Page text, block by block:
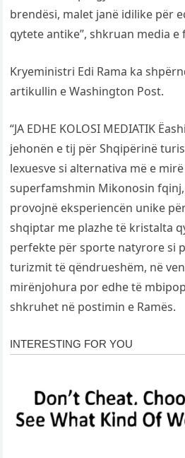
brendësi, malet janë idilike për
qytete antike”, shkruan media e
Kryeministri Edi Rama ka
artikullin e Washington Post.
“JA EDHE KOLOSI MEDIATIK
jehonën e tij për Shqipërinë
lexuesve si alternativa më e
superfamshmin Mikonosin
provojnë eksperiencën unike
shqiptar me plazhe të kristalta
perfekte për sporte natyrore si
turizmit të qëndrueshëm, në
mirënjohura por edhe të
shkruhet në postimin e Ramës.